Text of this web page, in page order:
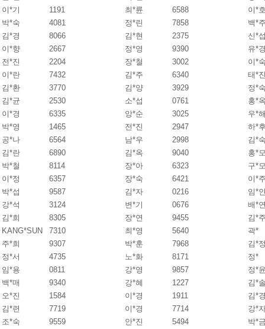
이*기
1191 최*륜 6588
이*
박*숙
4081 정*린 7858
백*
김*경
8066 김*현 2375
신*
이*향
2667 정*영 9390
유*
전*진
2204 장*철 3002
이*
이*란
7432 김*주 6340
태*
김*환
3770 김*양 3929
정*
김*균
2530 소*섭 0761
홍*
이*경
6335 앙*순 3025
우*
박*영
1465 전*진 2947
하*
공*나
6564 남*우 2998
김*
김*란
6890 김*옥 9040
홍*
박*철
8114 장*아 6323
구*
이*정
6357 장*숙 6421
이*
박*섭
9587 김*자 0216
임*
강*석
3124 변*기 0676
배*
김*희
8305 장*연 9455
김*
KANG*SUN
7310 최*영 5640
곽*
주*희
9307 박*훈 7968
김*
정*서
4735 노*화 8171
정*
임*용
0811 강*영 9857
정*
백*매
9340 강*혜 1227
김*
오*진
1584 이*경 1911
김*
김*련
7719 이*경 7714
강*
조*숙
9559 안*진 5494
박*